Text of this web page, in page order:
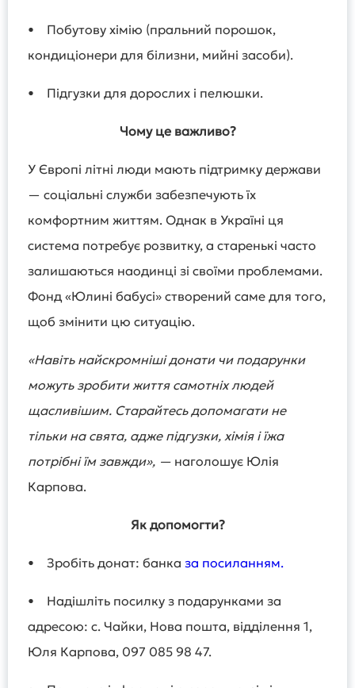
• Побутову хімію (пральний порошок,
кондиціонери для білизни, мийні засоби).
• Підгузки для дорослих і пелюшки.
Чому це важливо?
У Європі літні люди мають підтримку держави
— соціальні служби забезпечують їх
комфортним життям. Однак в Україні ця
система потребує розвитку, а старенькі часто
залишаються наодинці зі своїми проблемами.
Фонд «Юлині бабусі» створений саме для того,
щоб змінити цю ситуацію.
«Навіть найскромніші донати чи подарунки
можуть зробити життя самотніх людей
щасливішим. Старайтесь допомагати не
тільки на свята, адже підгузки, хімія і їжа
потрібні їм завжди», — наголошує Юлія
Карпова.
Як допомогти?
• Зробіть донат: банка за посиланням.
• Надішліть посилку з подарунками за
адресою: с. Чайки, Нова пошта, відділення 1,
Юля Карпова, 097 085 98 47.